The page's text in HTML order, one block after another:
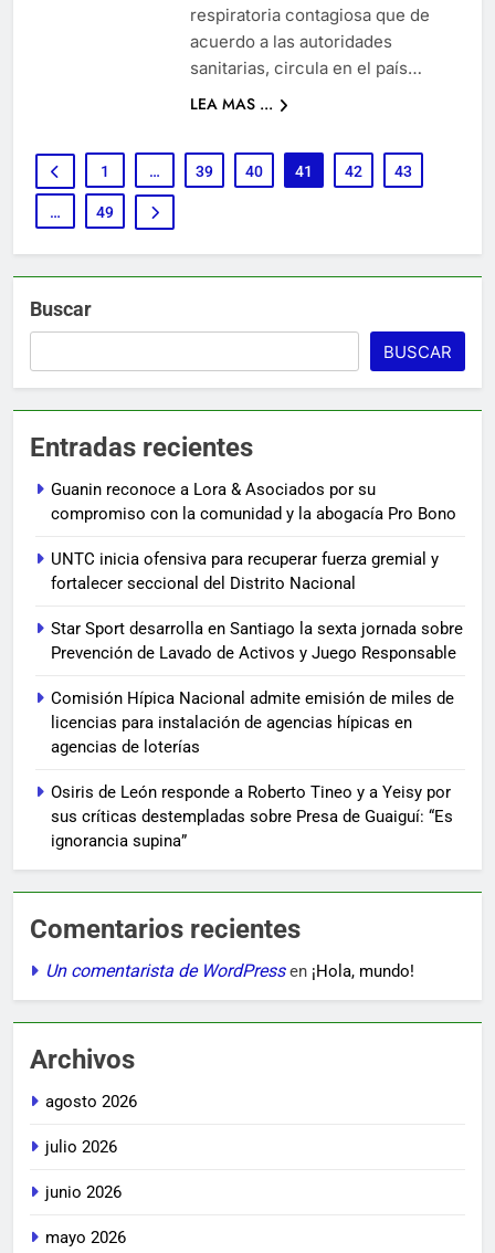
respiratoria contagiosa que de
acuerdo a las autoridades
sanitarias, circula en el país…
LEA MAS ...
1 … 39 40 41 42 43
… 49
Buscar
BUSCAR
Entradas recientes
Guanin reconoce a Lora & Asociados por su
compromiso con la comunidad y la abogacía Pro Bono
UNTC inicia ofensiva para recuperar fuerza gremial y
fortalecer seccional del Distrito Nacional
Star Sport desarrolla en Santiago la sexta jornada sobre
Prevención de Lavado de Activos y Juego Responsable
Comisión Hípica Nacional admite emisión de miles de
licencias para instalación de agencias hípicas en
agencias de loterías
Osiris de León responde a Roberto Tineo y a Yeisy por
sus críticas destempladas sobre Presa de Guaiguí: “Es
ignorancia supina”
Comentarios recientes
Un comentarista de WordPressen ¡Hola, mundo!
Archivos
agosto 2026
julio 2026
junio 2026
mayo 2026